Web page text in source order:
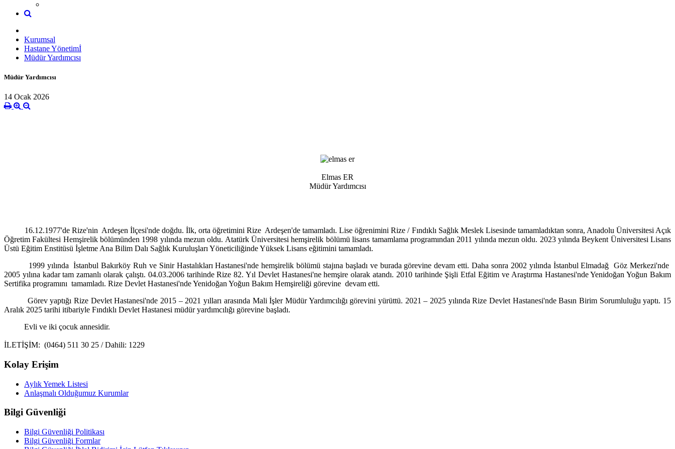
Kurumsal
Hastane Yönetimİ
Müdür Yardımcısı
Müdür Yardımcısı
14 Ocak 2026
Elmas ER
Müdür Yardımcısı
16.12.1977'de Rize'nin Ardeşen İlçesi'nde doğdu. İlk, orta öğretimini Rize Ardeşen'de tamamladı. Lise öğrenimini Rize / Fındıklı Sağlık Meslek Lisesinde tamamladıktan sonra, Anadolu Üniversitesi Açık
Öğretim Fakültesi Hemşirelik bölümünden 1998 yılında mezun oldu. Atatürk Üniversitesi hemşirelik bölümü lisans tamamlama programından 2011 yılında mezun oldu. 2023 yılında Beykent Üniversitesi Lisans
Üstü Eğitim Enstitüsü İşletme Ana Bilim Dalı Sağlık Kuruluşları Yöneticiliğinde Yüksek Lisans eğitimini tamamladı.
1999 yılında İstanbul Bakırköy Ruh ve Sinir Hastalıkları Hastanesi'nde hemşirelik bölümü stajına başladı ve burada görevine devam etti. Daha sonra 2002 yılında İstanbul Elmadağ Göz Merkezi'nde
2005 yılına kadar tam zamanlı olarak çalıştı. 04.03.2006 tarihinde Rize 82. Yıl Devlet Hastanesi'ne hemşire olarak atandı. 2010 tarihinde Şişli Etfal Eğitim ve Araştırma Hastanesi'nde Yenidoğan Yoğun Bakım
Sertifika programını tamamladı. Rize Devlet Hastanesi'nde Yenidoğan Yoğun Bakım Hemşireliği görevine devam etti.
Görev yaptığı Rize Devlet Hastanesi'nde 2015 – 2021 yılları arasında Mali İşler Müdür Yardımcılığı görevini yürüttü. 2021 – 2025 yılında Rize Devlet Hastanesi'nde Basın Birim Sorumluluğu yaptı. 15
Aralık 2025 tarihi itibariyle Fındıklı Devlet Hastanesi müdür yardımcılığı görevine başladı.
Evli ve iki çocuk annesidir.
İLETİŞİM: (0464) 511 30 25 / Dahili: 1229
Kolay Erişim
Aylık Yemek Listesi
Anlaşmalı Olduğumuz Kurumlar
Bilgi Güvenliği
Bilgi Güvenliği Politikası
Bilgi Güvenliği Formlar